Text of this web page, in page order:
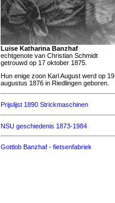
Luise Katharina Banzhaf
echtgenote van Christian Schmidt
getrouwd op 17 oktober 1875.
Hun enige zoon Karl August werd op 19
augustus 1876 in Riedlingen geboren.
Prijslijst 1890 Strickmaschinen
NSU geschiedenis 1873-1984
Gottlob Banzhaf - fietsenfabriek